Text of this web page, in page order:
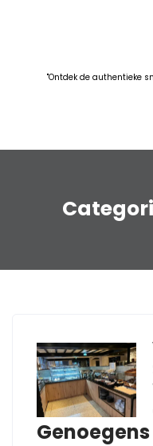
"Ontdek de authentieke
Genoegens